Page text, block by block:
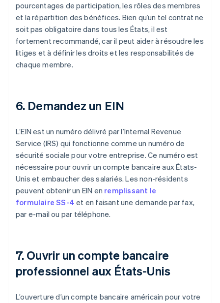
pourcentages de participation, les rôles des membres
et la répartition des bénéfices. Bien qu’un tel contrat ne
soit pas obligatoire dans tous les États, il est
fortement recommandé, car il peut aider à résoudre les
litiges et à définir les droits et les responsabilités de
chaque membre.
6. Demandez un EIN
L’EIN est un numéro délivré par l’Internal Revenue
Service (IRS) qui fonctionne comme un numéro de
sécurité sociale pour votre entreprise. Ce numéro est
nécessaire pour ouvrir un compte bancaire aux États-
Unis et embaucher des salariés. Les non-résidents
peuvent obtenir un EIN en remplissant le
formulaire SS-4 et en faisant une demande par fax,
par e-mail ou par téléphone.
7. Ouvrir un compte bancaire
professionnel aux États-Unis
L’ouverture d’un compte bancaire américain pour votre